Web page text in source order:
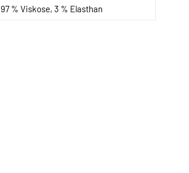
97 % Viskose, 3 % Elasthan